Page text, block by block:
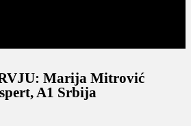
Marija Mitrović
A1 Srbija